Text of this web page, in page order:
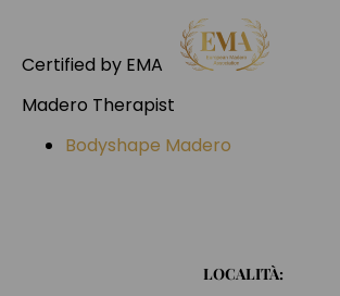
Certified by EMA
Madero Therapist
Bodyshape Madero
LOCALITÀ: